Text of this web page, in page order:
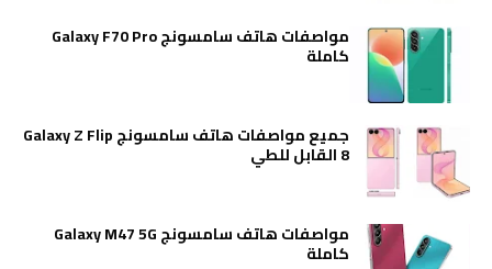
مواصفات هاتف سامسونج Galaxy F70 Pro
كاملة
جميع مواصفات هاتف سامسونج Galaxy Z Flip
8 القابل للطي
مواصفات هاتف سامسونج Galaxy M47 5G
كاملة